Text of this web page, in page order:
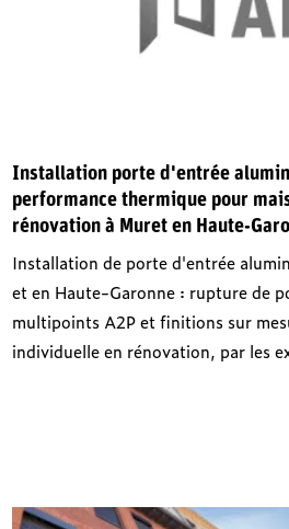
Installation porte d'entrée
performance thermique pour
rénovation à Muret en Haute-
Installation de porte d'entrée
et en Haute-Garonne : rupture de
multipoints A2P et finitions sur
individuelle en rénovation, par les